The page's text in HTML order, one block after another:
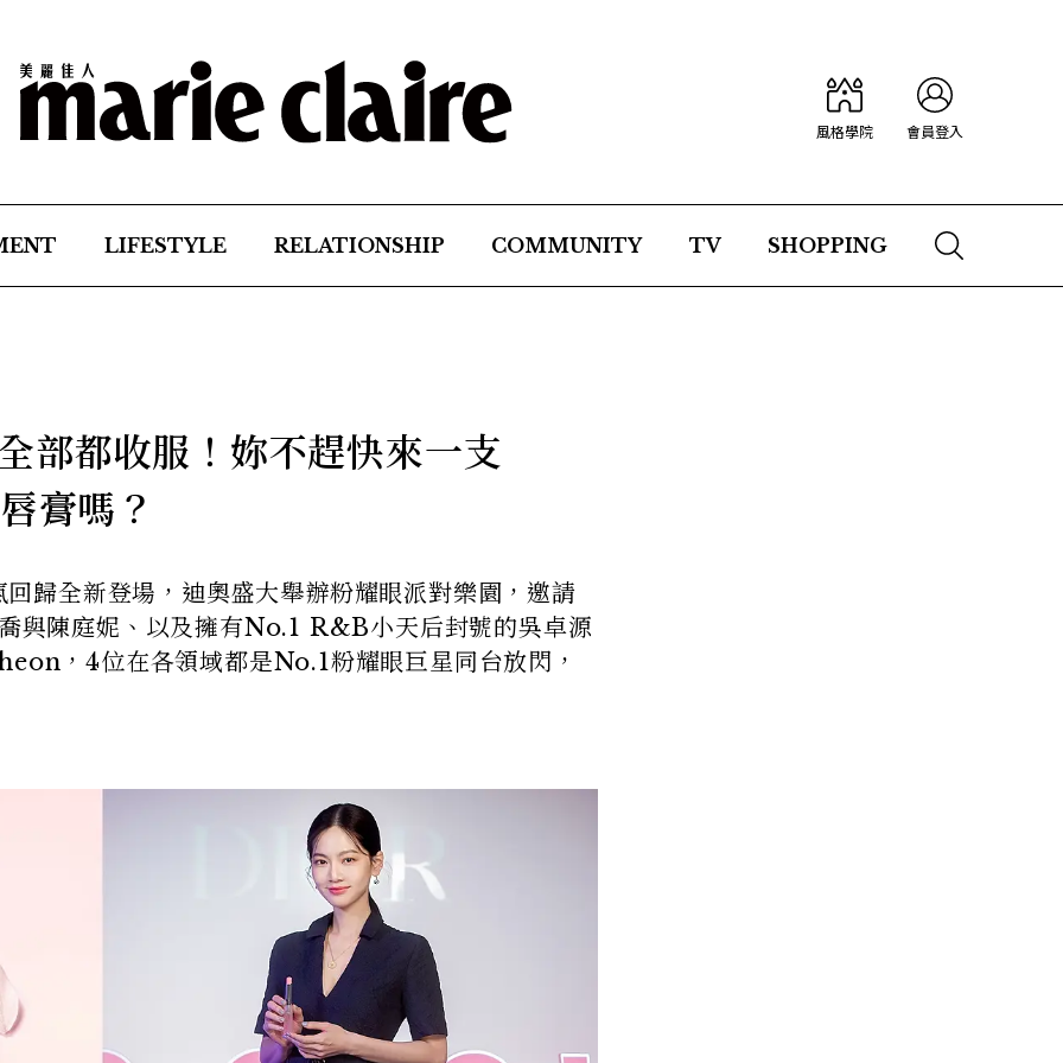
風格學院 會員登入
LIFESTYLE RELATIONSHIP COMMUNITY TV SHOPPING
部都收服！妳不趕快來一支
膏嗎？
歸全新登場，迪奧盛大舉辦粉耀眼派對樂園，邀請
與陳庭妮、以及擁有No.1 R&B小天后封號的吳卓源
，4位在各領域都是No.1粉耀眼巨星同台放閃，